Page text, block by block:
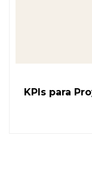
KPIs para